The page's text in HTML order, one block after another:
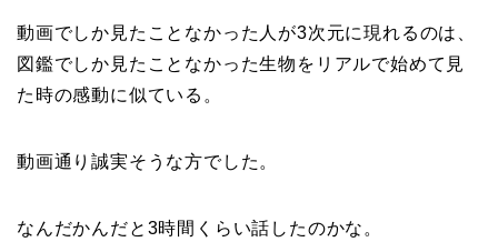
動画でしか見たことなかった人が3次元に現れるのは、
図鑑でしか見たことなかった生物をリアルで始めて見
た時の感動に似ている。
動画通り誠実そうな方でした。
なんだかんだと3時間くらい話したのかな。